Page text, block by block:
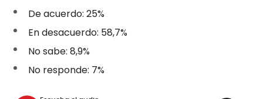
De acuerdo: 25%
En desacuerdo: 58,7%
No sabe: 8,9%
No responde: 7%